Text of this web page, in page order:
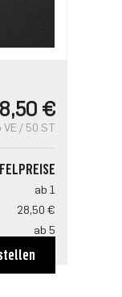
€
VE / 50 ST
ab 1
28,50 €
ab 5
22,80 €